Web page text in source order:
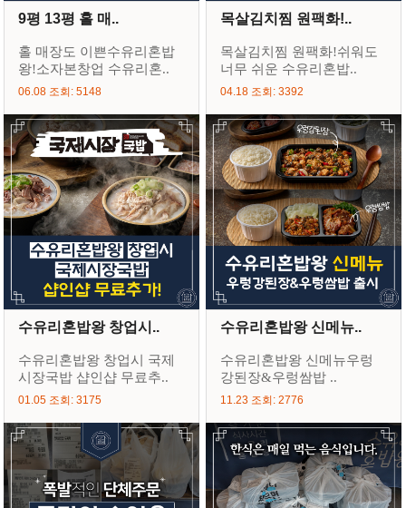
9평 13평 홀 매..
홀 매장도 이쁜수유리혼밥
왕!소자본창업 수유리혼..
06.08 조회: 5148
목살김치찜 원팩화!..
목살김치찜 원팩화!쉬워도
너무 쉬운 수유리혼밥..
04.18 조회: 3392
수유리혼밥왕 창업시..
수유리혼밥왕 창업시 국제
시장국밥 샵인샵 무료추..
01.05 조회: 3175
수유리혼밥왕 신메뉴..
수유리혼밥왕 신메뉴우렁
강된장&우렁쌈밥 ..
11.23 조회: 2776